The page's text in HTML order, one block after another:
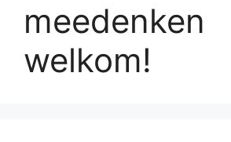
meedenken
welkom!